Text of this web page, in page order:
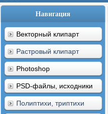
Навигация
Векторный клипарт
Растровый клипарт
Photoshop
PSD-файлы, исходники
Полиптихи, триптихи